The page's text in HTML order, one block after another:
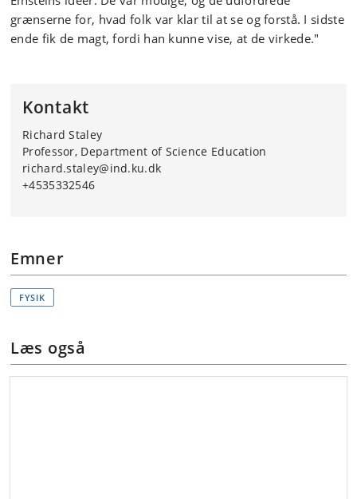
grænserne for, hvad folk var klar til at se og forstå. I sidste
ende fik de magt, fordi han kunne vise, at de virkede."
Kontakt
Richard Staley
Professor, Department of Science Education
richard.staley@ind.ku.dk
+4535332546
Emner
FYSIK
Læs også